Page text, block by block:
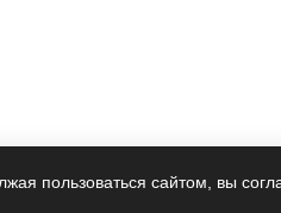
пользоваться сайтом, вы